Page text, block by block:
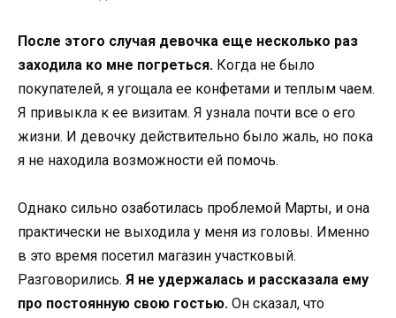
После этого случая девочка еще несколько раз
заходила ко мне погреться. Когда не было
покупателей, я угощала ее конфетами и теплым чаем.
Я привыкла к ее визитам. Я узнала почти все о его
жизни. И девочку действительно было жаль, но пока
я не находила возможности ей помочь.
Однако сильно озаботилась проблемой Марты, и она
практически не выходила у меня из головы. Именно
в это время посетил магазин участковый.
Разговорились. Я не удержалась и рассказала ему
про постоянную свою гостью. Он сказал, что